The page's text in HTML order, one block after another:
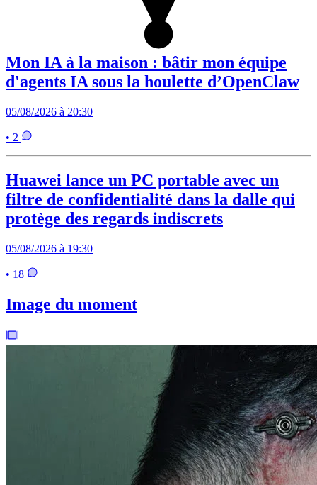
Mon IA à la maison : bâtir mon équipe
d'agents IA sous la houlette d’OpenClaw
05/08/2026 à 20:30
• 2
Huawei lance un PC portable avec un
filtre de confidentialité dans la dalle qui
protège des regards indiscrets
05/08/2026 à 19:30
• 18
Image du moment